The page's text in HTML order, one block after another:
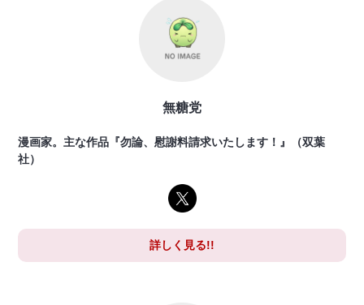
無糖党
漫画家。主な作品『勿論、慰謝料請求いたします！』（双葉
社）
詳しく見る!!